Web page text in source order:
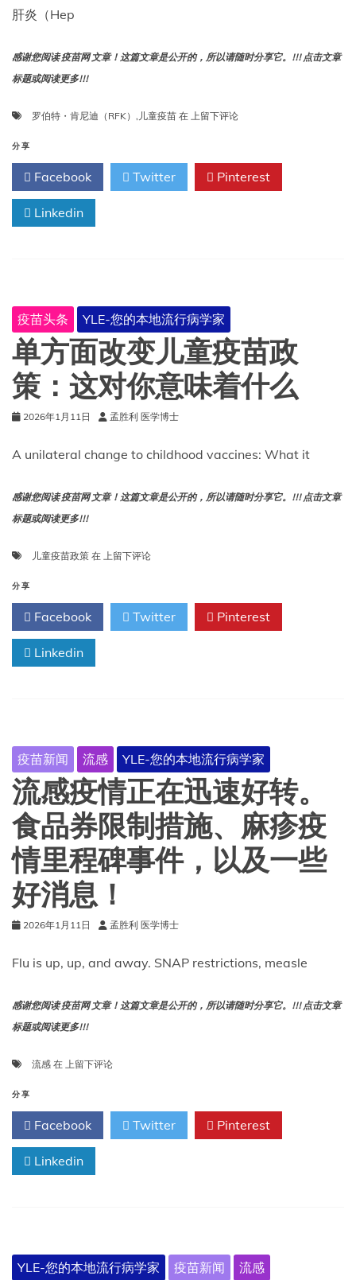
肝炎（Hep
感谢您阅读 疫苗网 文章！这篇文章是公开的，所以请随时分享它。!!! 点击文章
标题或阅读更多!!!
罗伯特・肯尼迪（RFK） , 儿童疫苗 在 儿
苗：
伯
出
的
接
种
案
调
上留下评论
分享
Facebook Twitter Pinterest
Linkedin
疫苗头条 YLE-您的本地流行病学家
单方面改变儿童疫苗政
策：这对你意味着什么
2026年1月11日 孟胜利 医学博士
A unilateral change to childhood vaccines: What it
感谢您阅读 疫苗网 文章！这篇文章是公开的，所以请随时分享它。!!! 点击文章
标题或阅读更多!!!
儿童疫苗政策 在 单
改
儿
对
你
意
味
着
什
么
上留下评论
分享
Facebook Twitter Pinterest
Linkedin
疫苗新闻 流感 YLE-您的本地流行病学家
流感疫情正在迅速好转。
食品券限制措施、麻疹疫
情里程碑事件，以及一些
好消息！
2026年1月11日 孟胜利 医学博士
Flu is up, up, and away. SNAP restrictions, measle
感谢您阅读 疫苗网 文章！这篇文章是公开的，所以请随时分享它。!!! 点击文章
标题或阅读更多!!!
流感 在 流
情
正
在
迅
速
券
限
上留下评论
分享
Facebook Twitter Pinterest
Linkedin
YLE-您的本地流行病学家 疫苗新闻 流感